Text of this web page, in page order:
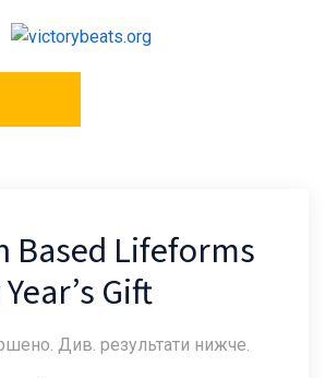
Based Lifeforms
Gift
Див. результати нижче.